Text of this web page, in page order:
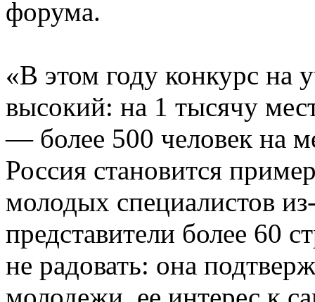
форума.
«В этом году конкурс на
высокий: на 1 тысячу
— более 500 человек на
Россия становится
молодых специалистов
представители более 60
не радовать: она